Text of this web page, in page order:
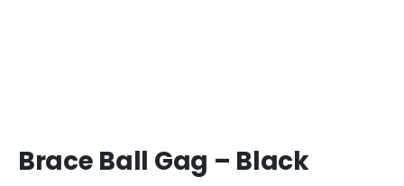
Brace Ball Gag – Black